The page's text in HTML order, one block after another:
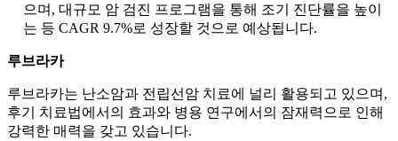
으며, 대규모 암 검진 프로그램을 통해 조기 진단률을 높이
는 등 CAGR 9.7%로 성장할 것으로 예상됩니다.
루브라카
루브라카는 난소암과 전립선암 치료에 널리 활용되고 있으며,
후기 치료법에서의 효과와 병용 연구에서의 잠재력으로 인해
강력한 매력을 갖고 있습니다.